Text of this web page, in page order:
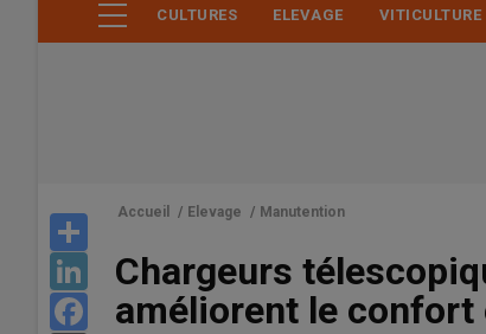
CULTURES ELEVAGE VITICULTURE
LinkedIn
Facebook
Accueil / Elevage / Manutention
Chargeurs
améliorent le